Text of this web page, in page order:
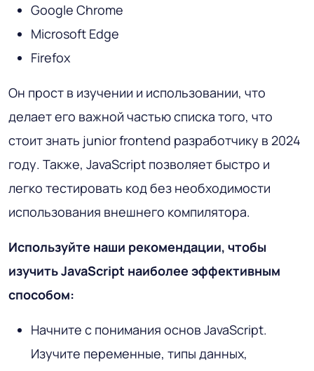
Google Chrome
Microsoft Edge
Firefox
Он прост в изучении и использовании, что
делает его важной частью списка того, что
стоит знать junior frontend разработчику в 2024
году. Также, JavaScript позволяет быстро и
легко тестировать код без необходимости
использования внешнего компилятора.
Используйте наши рекомендации, чтобы
изучить JavaScript наиболее эффективным
способом:
Начните с понимания основ JavaScript.
Изучите переменные, типы данных,